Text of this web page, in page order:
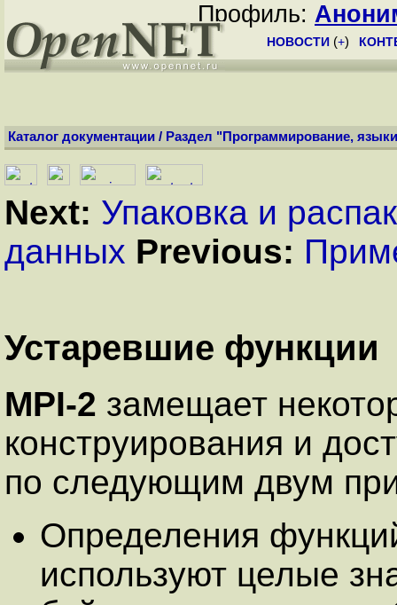
Профиль:
НОВОСТИ (+)
Каталог документации / Раздел "Программирование,
Next: Упаковка и
данных Previous:
Устаревшие функции
MPI-2 замещает
конструирования и
по следующим двум
Определения
используют целые